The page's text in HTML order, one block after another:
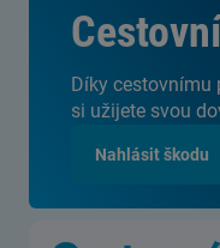
Díky cestovnímu
si užijete svou
Nahlásit škodu